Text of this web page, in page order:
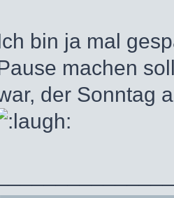
bin ja mal
machen
der Sonntag